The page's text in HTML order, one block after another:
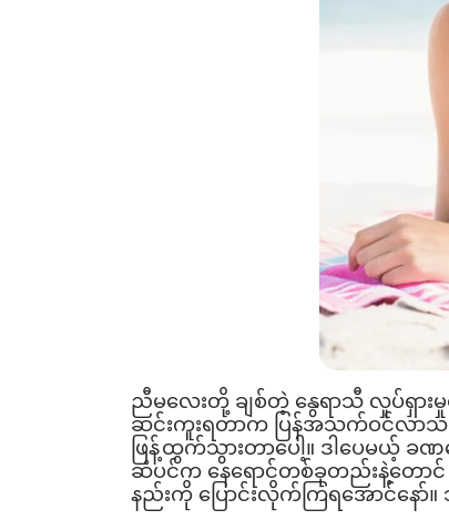
ညီမလေးတို့ ချစ်တဲ့ နွေရာသီ လှုပ်ရှားမှု
ဆင်းကူးရတာက ပြန်အသက်ဝင်လာသ
ဖြန့်ထွက်သွားတာပေါ့။ ဒါပေမယ့် ခ
ဆံပင်က နေရောင်တစ်ခုတည်းနဲ့တောင်
နည်းကို ပြောင်းလိုက်ကြရအောင်နော်